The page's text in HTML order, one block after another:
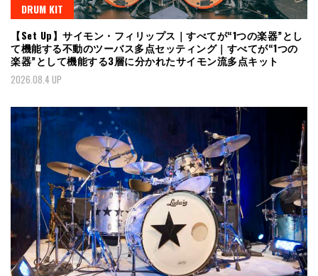
DRUM KIT
【Set Up】サイモン・フィリップス｜すべてが“1つの楽器”とし
て機能する不動のツーバス多点セッティング｜すべてが“1つの
楽器”として機能する3層に分かれたサイモン流多点キット
2026.08.4 UP